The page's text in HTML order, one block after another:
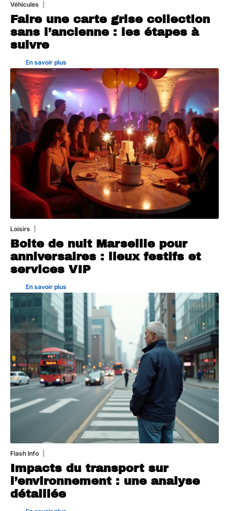
Véhicules
Faire une carte grise collection
sans l’ancienne : les étapes à
suivre
En savoir plus
Loisirs
Boite de nuit Marseille pour
anniversaires : lieux festifs et
services VIP
En savoir plus
Flash Info
Impacts du transport sur
l’environnement : une analyse
détaillée